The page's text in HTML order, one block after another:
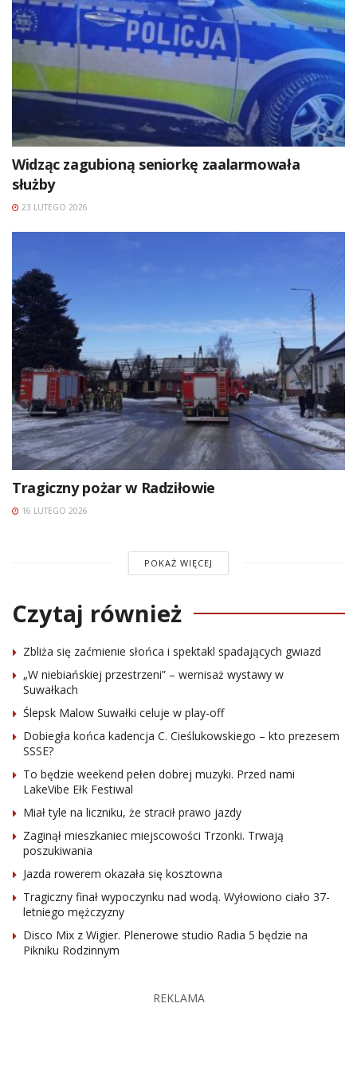
Widząc zagubioną seniorkę zaalarmowała
służby
23 LUTEGO 2026
Tragiczny pożar w Radziłowie
16 LUTEGO 2026
POKAŻ WIĘCEJ
Czytaj również
Zbliża się zaćmienie słońca i spektakl spadających gwiazd
„W niebiańskiej przestrzeni” – wernisaż wystawy w
Suwałkach
Ślepsk Malow Suwałki celuje w play-off
Dobiegła końca kadencja C. Cieślukowskiego – kto prezesem
SSSE?
To będzie weekend pełen dobrej muzyki. Przed nami
LakeVibe Ełk Festiwal
Miał tyle na liczniku, że stracił prawo jazdy
Zaginął mieszkaniec miejscowości Trzonki. Trwają
poszukiwania
Jazda rowerem okazała się kosztowna
Tragiczny finał wypoczynku nad wodą. Wyłowiono ciało 37-
letniego mężczyzny
Disco Mix z Wigier. Plenerowe studio Radia 5 będzie na
Pikniku Rodzinnym
REKLAMA